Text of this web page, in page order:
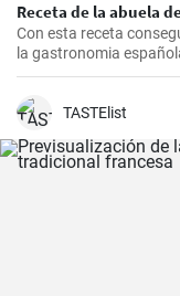
Receta de la abuela
Con esta receta
la gastronomia
TASTElist